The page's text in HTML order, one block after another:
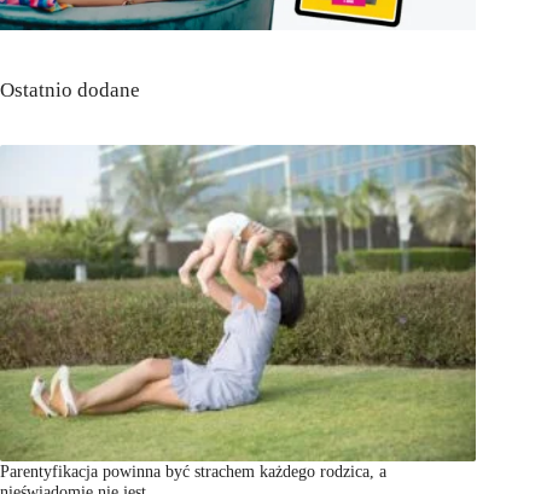
Ostatnio dodane
Parentyfikacja powinna być strachem każdego rodzica, a